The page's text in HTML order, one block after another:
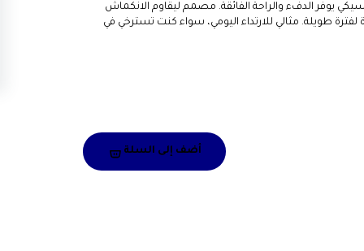
يوفر الدفء والراحة الفائقة. مصمم ليقاوم الانكماش
طويلة. مثالي للارتداء اليومي، سواء كنت تسترخي في
أضف إلى السلة